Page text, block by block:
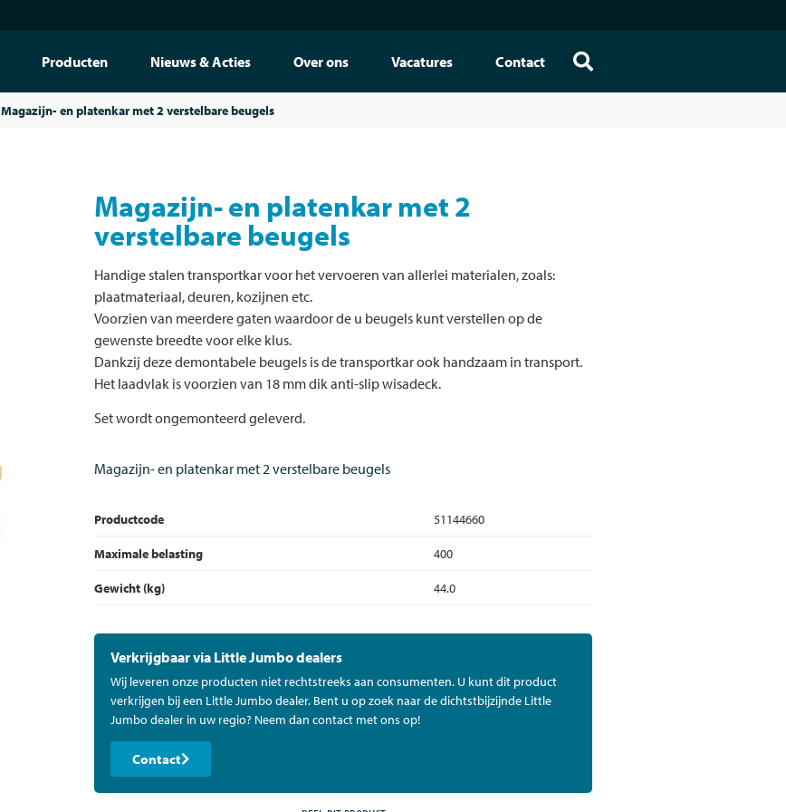
Producten Nieuws & Acties Over ons Vacatures Contact
Magazijn- en platenkar met 2 verstelbare beugels
Magazijn- en platenkar met 2
verstelbare beugels
Handige stalen transportkar voor het vervoeren van allerlei materialen, zoals:
plaatmateriaal, deuren, kozijnen etc.
Voorzien van meerdere gaten waardoor de u beugels kunt verstellen op de
gewenste breedte voor elke klus.
Dankzij deze demontabele beugels is de transportkar ook handzaam in transport.
Het laadvlak is voorzien van 18 mm dik anti-slip wisadeck.
Set wordt ongemonteerd geleverd.
Magazijn- en platenkar met 2 verstelbare beugels
Productcode
51144660
Maximale belasting
400
Gewicht (kg)
44.0
Verkrijgbaar via Little Jumbo dealers
Wij leveren onze producten niet rechtstreeks aan consumenten. U kunt dit product
verkrijgen bij een Little Jumbo dealer. Bent u op zoek naar de dichtstbijzijnde Little
Jumbo dealer in uw regio? Neem dan contact met ons op!
Contact